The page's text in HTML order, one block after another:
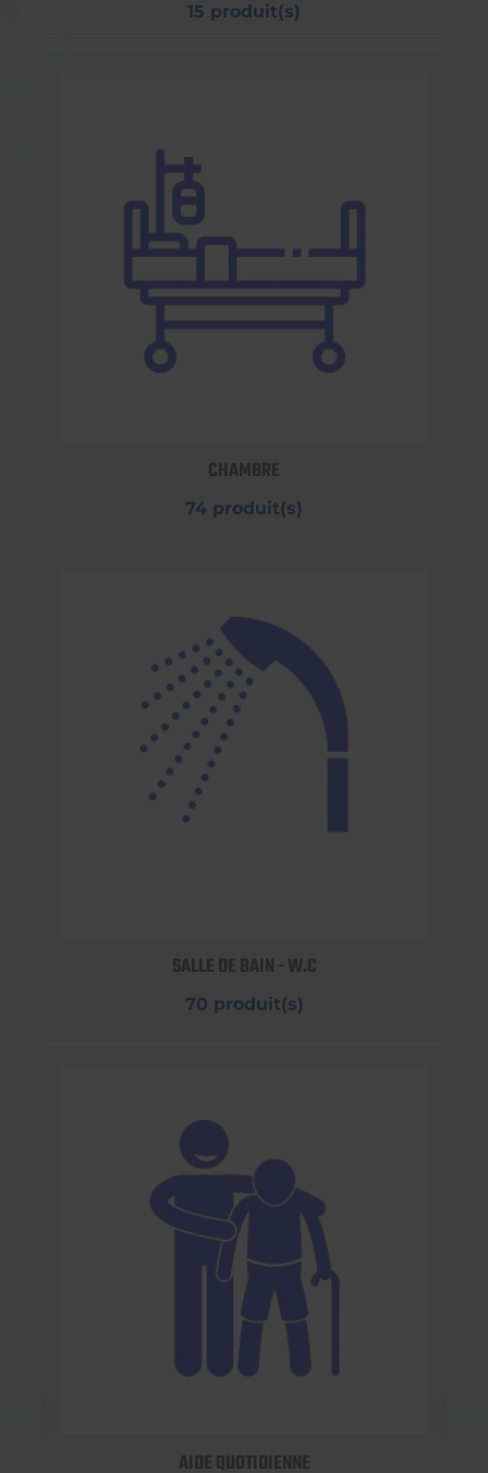
15 produit(s)
CHAMBRE
74 produit(s)
SALLE DE BAIN - W.C
70 produit(s)
AIDE QUOTIDIENNE